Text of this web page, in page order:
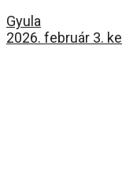
Gyula
2026. február 3.